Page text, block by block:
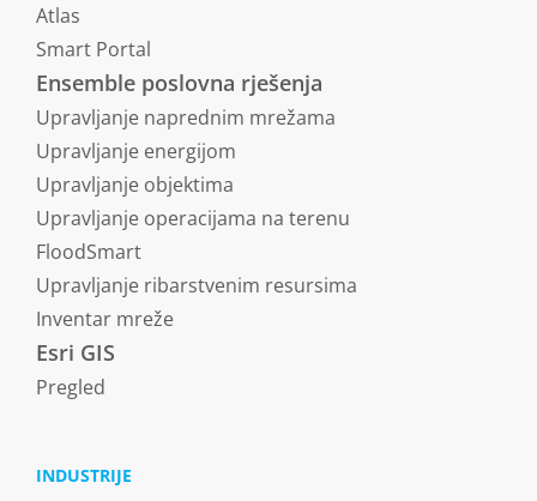
Atlas
Smart Portal
Ensemble poslovna rješenja
Upravljanje naprednim mrežama
Upravljanje energijom
Upravljanje objektima
Upravljanje operacijama na terenu
FloodSmart
Upravljanje ribarstvenim resursima
Inventar mreže
Esri GIS
Pregled
INDUSTRIJE